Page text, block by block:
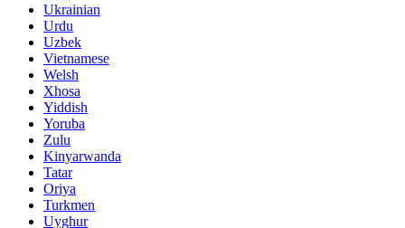
Ukrainian
Urdu
Uzbek
Vietnamese
Welsh
Xhosa
Yiddish
Yoruba
Zulu
Kinyarwanda
Tatar
Oriya
Turkmen
Uyghur